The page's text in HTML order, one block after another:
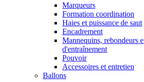
Marqueurs
Formation coordination
Haies et puissance de saut
Encadrement
Mannequins, rebondeurs
d'entraînement
Pouvoir
Accessoires et entretien
Ballons